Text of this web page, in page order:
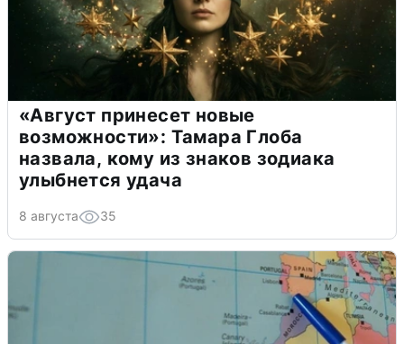
«Август принесет новые
возможности»: Тамара Глоба
назвала, кому из знаков зодиака
улыбнется удача
8 августа 35